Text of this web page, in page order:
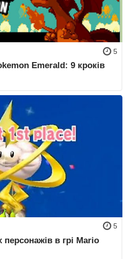
5
Emerald: 9 кроків
5
персонажів в грі Mario